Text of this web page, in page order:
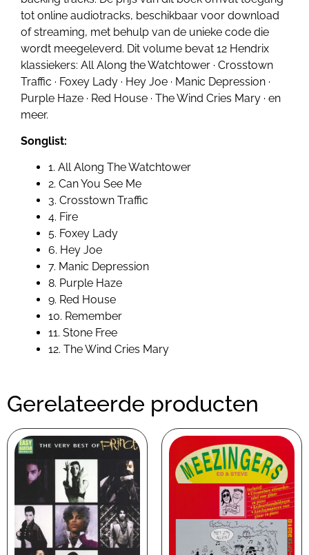
tot online audiotracks, beschikbaar voor download
of streaming, met behulp van de unieke code die
wordt meegeleverd. Dit volume bevat 12 Hendrix
klassiekers: All Along the Watchtower · Crosstown
Traffic · Foxey Lady · Hey Joe · Manic Depression ·
Purple Haze · Red House · The Wind Cries Mary · en
meer.
Songlist:
1. All Along The Watchtower
2. Can You See Me
3. Crosstown Traffic
4. Fire
5. Foxey Lady
6. Hey Joe
7. Manic Depression
8. Purple Haze
9. Red House
10. Remember
11. Stone Free
12. The Wind Cries Mary
Gerelateerde producten